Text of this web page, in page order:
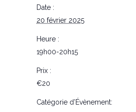
Date :
20 février 2025
Heure :
19h00-20h15
Prix :
€20
Catégorie d’Évènement: